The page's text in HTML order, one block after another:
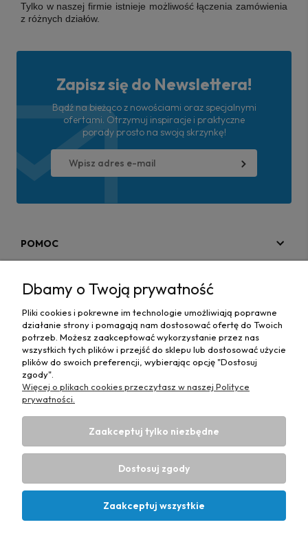
Tylko w naszej firmie istnieje możliwość łączenia zamówienia
z różnych działów.
Zapisz się do Newslettera!
Bądź na bieżąco z nowościami oraz specjalnymi
ofertami. Otrzymuj inspiracje i praktyczne
porady prosto na swoją skrzynkę!
POMOC
MAPA STRONY
INFORMACJE
Hurtownia materiałów tapicerskich Adrian| ul. Chorzowska
50e, 44-100 Gliwice, woj. śląskie | E-mail:
6312703341
Projekt i wykonanie:Ecommercy.pl
Dbamy o Twoją prywatność
Pliki cookies i pokrewne im technologie umożliwiają poprawne
działanie strony i pomagają nam dostosować ofertę do Twoich
potrzeb. Możesz zaakceptować wykorzystanie przez nas
wszystkich tych plików i przejść do sklepu lub dostosować użycie
plików do swoich preferencji, wybierając opcję "Dostosuj
zgody".
Więcej o plikach cookies przeczytasz w naszej Polityce
prywatności.
Zaakceptuj tylko niezbędne
Dostosuj zgody
Zaakceptuj wszystkie